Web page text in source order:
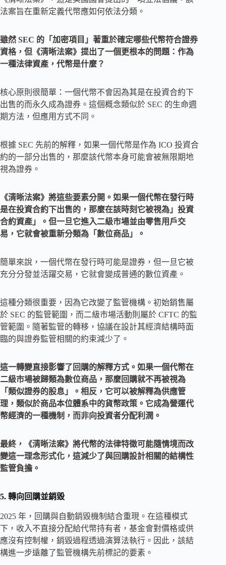
法案旨在重新定義代幣應如何依法分類。
雖然 SEC 的「加密項目」著重於確定哪些代幣符合證券
資格，但《清晰法案》提出了一個更根本的問題：作為
一種法律資產，代幣是什麼？
核心原則很簡單：一個代幣不會因為其是在投資合約下
出售的而永久成為證券。這個概念類似於 SEC 的生命週
期方法，但應用方式不同。
根據 SEC 先前的解釋，如果一個代幣是作為 ICO 投資合
約的一部分出售的，那麼該代幣本身可能會被無限期地
視為證券。
《清晰法案》將這些要素分開。如果一個代幣在發行時
是在投資合約下出售的，那麼在該時刻它被視為」投資
合約資產」。但一旦它進入二級市場並由零售用戶交
易，它就會被重新分類為「數位商品」。
簡單來說，一個代幣在發行時可能是證券，但一旦它被
充分分發並活躍交易，它就會變成普通的數位資產。
這種分類很重要，因為它改變了監管機構。初始銷售屬
於 SEC 的監管範圍，而二級市場活動則屬於 CFTC 的監
管範圍。隨著監管的轉移，協議在設計其經濟結構時面
臨的與證券監管相關的約束減少了。
這一轉變直接影響了回購的解釋方式。如果一個代幣在
二級市場被歸類為數位商品，那麼回購就不再被視為
「類似證券的股息」。相反，它可以被解釋為供應管
理，類似於商品本位體系中的貨幣政策。它成為營運代
幣經濟的一種機制，而非向投資者分配利潤。
最終，《清晰法案》將代幣的法律特徵可能隨情境而改
變這一理念形式化，這減少了與回購設計相關的結構性
監管負擔。
5. 轉向回購並銷毀
2025 年，回購與自動銷毀機制結合重現。在這種模式
下，收入不直接分配給代幣持有者，基金會對價格或供
應沒有控制權，銷毀過程透過演算法執行。因此，該結
構進一步遠離了監管機構先前標記的要素。